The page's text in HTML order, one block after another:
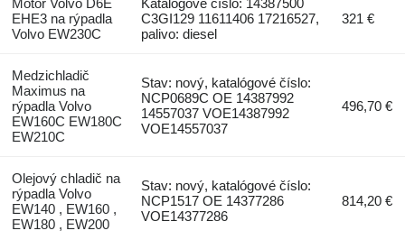
Motor Volvo D6E
EHE3 na rýpadla
Volvo EW230C
Katalógové číslo: 14387500
C3GI129 11611406 17216527,
palivo: diesel
321 €
Medzichladič
Maximus na
rýpadla Volvo
EW160C EW180C
EW210C
Stav: nový, katalógové číslo:
NCP0689C OE 14387992
14557037 VOE14387992
VOE14557037
496,70 €
Olejový chladič na
rýpadla Volvo
EW140 , EW160 ,
EW180 , EW200
Stav: nový, katalógové číslo:
NCP1517 OE 14377286
VOE14377286
814,20 €